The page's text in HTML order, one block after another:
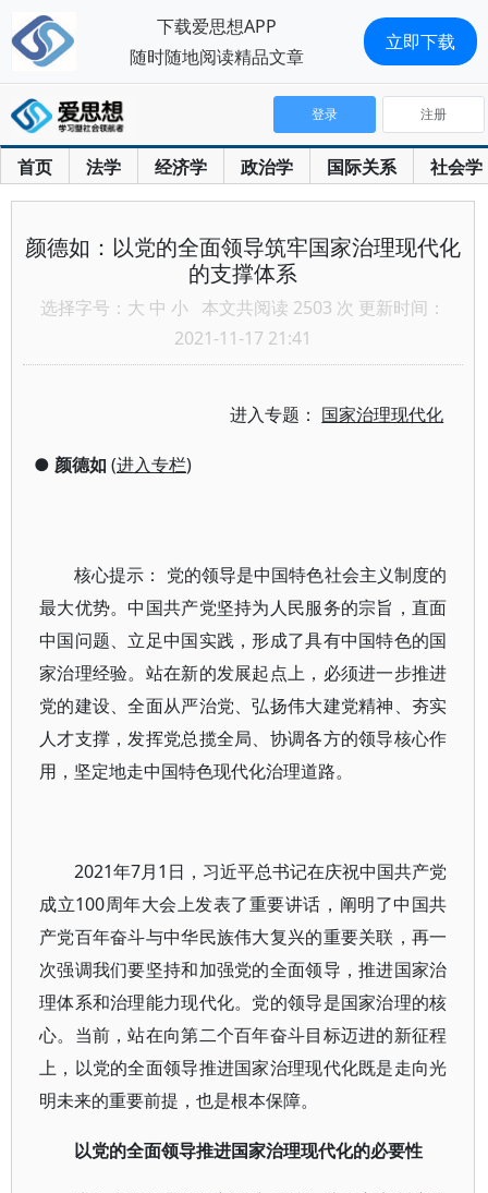
首页 法学 经济学 政治学 国际关系 社会学
登录 注册
颜德如：以党的全面领导筑牢国家治理现代化
的支撑体系
选择字号： 大 中 小 本文共阅读 2503 次 更新时间：
2021-11-17 21:41
进入专题： 国家治理现代化
● 颜德如 (进入专栏)
核心提示： 党的领导是中国特色社会主义制度的
最大优势。中国共产党坚持为人民服务的宗旨，直面
中国问题、立足中国实践，形成了具有中国特色的国
家治理经验。站在新的发展起点上，必须进一步推进
党的建设、全面从严治党、弘扬伟大建党精神、夯实
人才支撑，发挥党总揽全局、协调各方的领导核心作
用，坚定地走中国特色现代化治理道路。
2021年7月1日，习近平总书记在庆祝中国共产党
成立100周年大会上发表了重要讲话，阐明了中国共
产党百年奋斗与中华民族伟大复兴的重要关联，再一
次强调我们要坚持和加强党的全面领导，推进国家治
理体系和治理能力现代化。党的领导是国家治理的核
心。当前，站在向第二个百年奋斗目标迈进的新征程
上，以党的全面领导推进国家治理现代化既是走向光
明未来的重要前提，也是根本保障。
以党的全面领导推进国家治理现代化的必要性
下载爱思想APP
随时随地阅读精品文章
立即下载